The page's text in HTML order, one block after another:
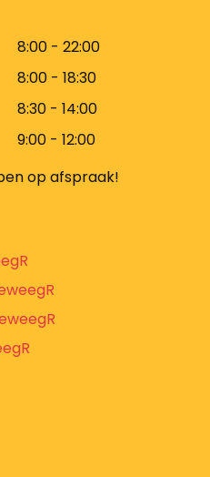
8:00 - 22:00
8:00 - 18:30
8:30 - 14:00
9:00 - 12:00
op afspraak!